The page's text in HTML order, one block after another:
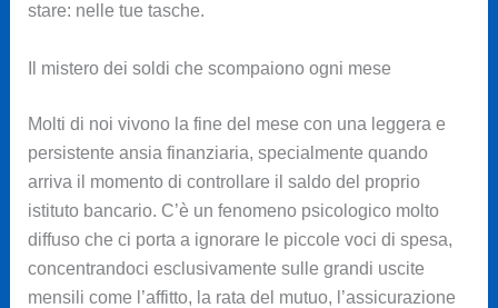
stare: nelle tue tasche.
Il mistero dei soldi che scompaiono ogni mese
Molti di noi vivono la fine del mese con una leggera e
persistente ansia finanziaria, specialmente quando
arriva il momento di controllare il saldo del proprio
istituto bancario. C’è un fenomeno psicologico molto
diffuso che ci porta a ignorare le piccole voci di spesa,
concentrandoci esclusivamente sulle grandi uscite
mensili come l’affitto, la rata del mutuo, l’assicurazione